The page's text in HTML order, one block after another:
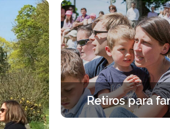
Retiros para